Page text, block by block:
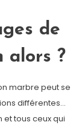
de
alors ?
marbre peut se
différentes…
tous ceux qui